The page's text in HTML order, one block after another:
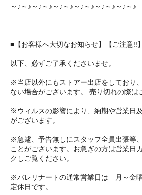
～♪～♪～♪～♪～♪～♪～♪～♪～♪～♪～♪～♪
■【お客様へ大切なお知らせ】【ご注意!!】
以下、必ずご了承くださいませ。
※当店以外にもストアー出店をしており
ない場合がございます。 売り切れの際は
※ウィルスの影響により、納期や営業日
がございます。
※急遽、予告無しにスタッフ全員出張等
ことがございます。お急ぎの方は営業日
クしご覧ください。
※バレリナートの通常営業日は 月～金
定休日です。